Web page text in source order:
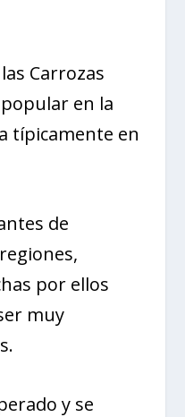
Carrozas
en la
típicamente en
de
por ellos
muy
y se